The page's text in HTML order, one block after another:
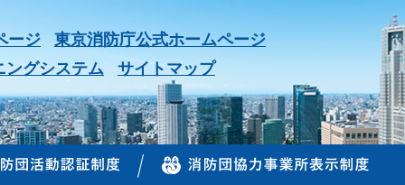
ージ
東京消防庁公式ホームページ
ングシステム
サイトマップ